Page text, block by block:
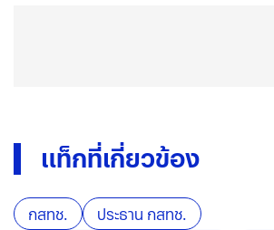
แท็กที่เกี่ยวข้อง
กสทช.
ประธาน กสทช.